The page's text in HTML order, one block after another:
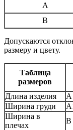
A
B
Допускаются
размеру и цвету.
Таблица
размеров
Длина изделия
А
Ширина груди
Ширина в
плечах
B